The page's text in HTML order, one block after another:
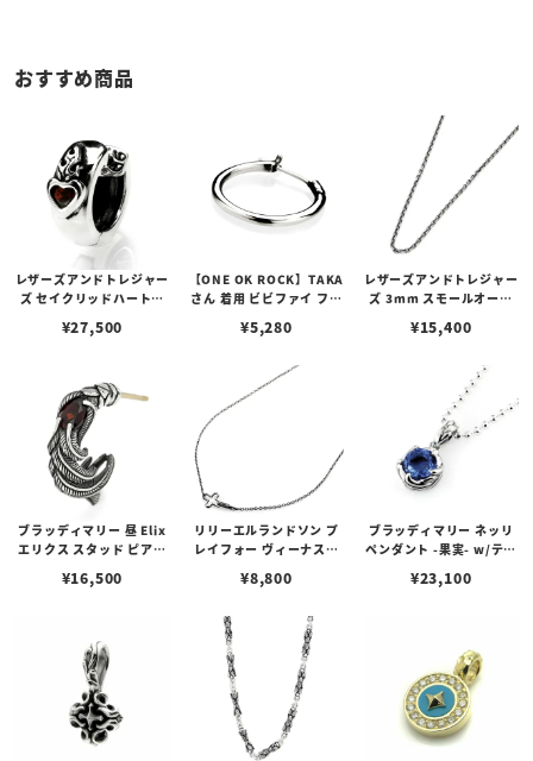
おすすめ商品
レザーズアンドトレジャー
ズ セイクリッドハートピ
¥27,500
【ONE OK ROCK】TAKA
さん 着用 ビビファイ フー
¥5,280
レザーズアンドトレジャー
ズ 3mm スモールオーバ
ブスタークラスプ＆LTロ
¥15,400
ブラッディマリー 昼 Elix
エリクス スタッド ピアス
¥16,500
リリーエルランドソン プ
レイフォー ヴィーナスチ
¥8,800
ブラッディマリー ネッリ
ペンダント -果実- w/ティ
¥23,100